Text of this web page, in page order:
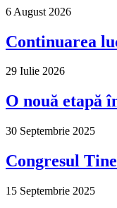
6 August 2026
Continuarea
29 Iulie 2026
O nouă etapă
30 Septembrie 2025
Congresul
15 Septembrie 2025